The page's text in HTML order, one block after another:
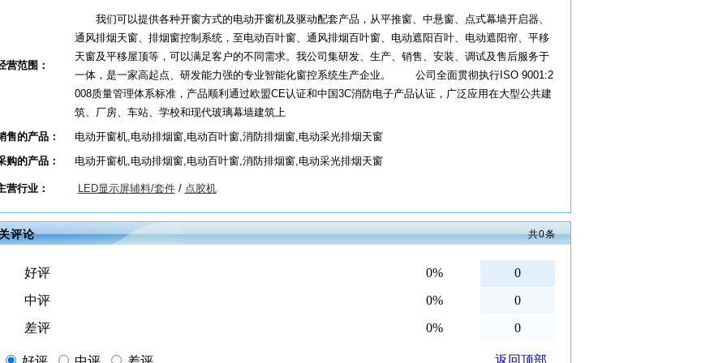
营范围：
我们可以提供各种开窗方式的电动开窗机及驱动配套产品，从平推窗、中悬窗、点式幕墙开启器、
通风排烟天窗、排烟窗控制系统，至电动百叶窗、通风排烟百叶窗、电动遮阳百叶、电动遮阳帘、平移
天窗及平移屋顶等，可以满足客户的不同需求。我公司集研发、生产、销售、安装、调试及售后服务于
一体，是一家高起点、研发能力强的专业智能化窗控系统生产企业。 公司全面贯彻执行ISO 9001:2
008质量管理体系标准，产品顺利通过欧盟CE认证和中国3C消防电子产品认证，广泛应用在大型公共建
筑、厂房、车站、学校和现代玻璃幕墙建筑上
售的产品：
电动开窗机,电动排烟窗,电动百叶窗,消防排烟窗,电动采光排烟天窗
购的产品：
电动开窗机,电动排烟窗,电动百叶窗,消防排烟窗,电动采光排烟天窗
营行业： LED显示屏辅料/套件/ 点胶机
共0条
评论